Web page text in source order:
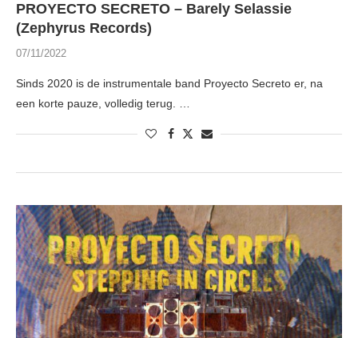
PROYECTO SECRETO – Barely Selassie
(Zephyrus Records)
07/11/2022
Sinds 2020 is de instrumentale band Proyecto Secreto er, na
een korte pauze, volledig terug. …